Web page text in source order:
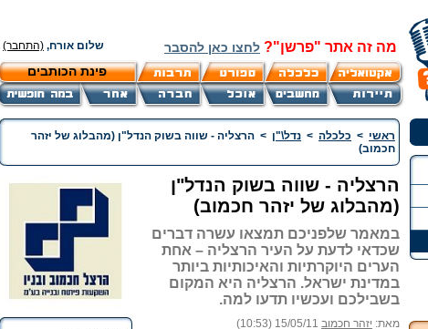
מה זה אתר "פרשן"? לחצו כאן להסבר שלום אורח, (התחבר)
פינת הכותבים
ראשי > כלכלה > נדל\"ן > הרצליה - שווה בשוק הנדל"ן (מהבלוג של יזהר
חכמוב)
הרצליה - שווה בשוק הנדל"ן
(מהבלוג של יזהר חכמוב)
במאמר שלפניכם תמצאו עשרה דברים
שכדאי לדעת על העיר הרצליה – אחת
הערים היוקרתיות והאיכותיות ביותר
במדינת ישראל. הרצליה היא המקום
בשבילכם ועכשיו תדעו למה.
מאת: יזהר חכמוב 15/05/11 (10:53)